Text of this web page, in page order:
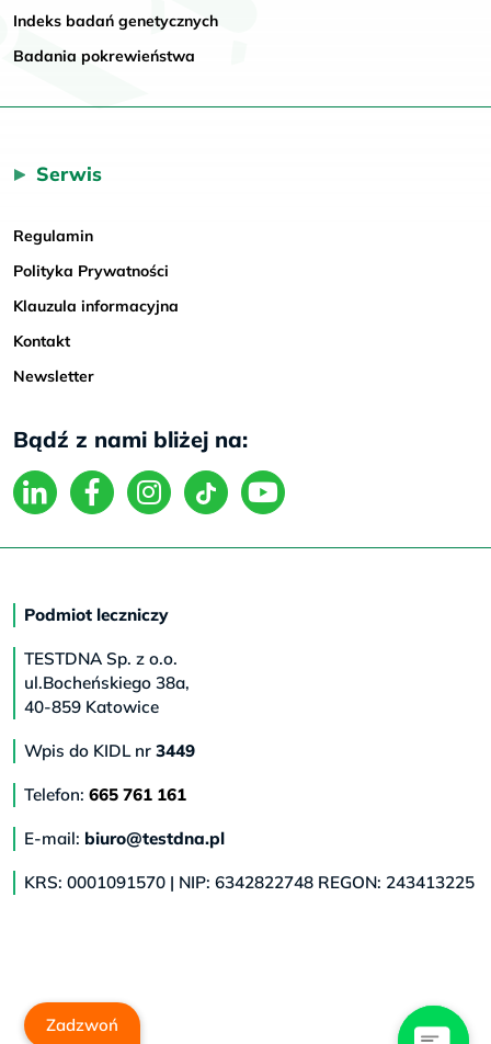
Indeks badań genetycznych
Badania pokrewieństwa
Serwis
Regulamin
Polityka Prywatności
Klauzula informacyjna
Kontakt
Newsletter
Bądź z nami bliżej na:
Podmiot leczniczy
TESTDNA Sp. z o.o.
ul.Bocheńskiego 38a,
40-859 Katowice
Wpis do KIDL nr 3449
Telefon: 665 761 161
E-mail: biuro@testdna.pl
KRS: 0001091570 | NIP: 6342822748 REGON: 243413225
Zadzwoń